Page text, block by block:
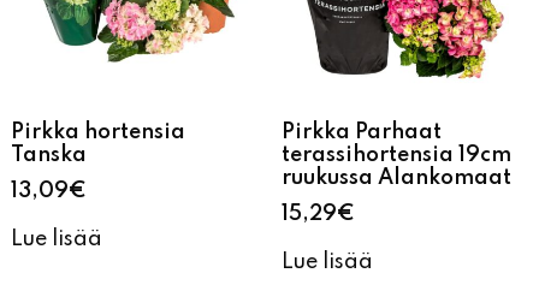
Pirkka hortensia
Tanska
13,09€
Lue lisää
Pirkka Parhaat
terassihortensia 19cm
ruukussa Alankomaat
15,29€
Lue lisää